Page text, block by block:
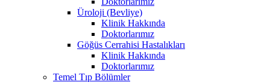
Üroloji (Bevliye)
Klinik Hakkında
Doktorlarımız
Göğüs Cerrahisi Hastalıkları
Klinik Hakkında
Doktorlarımız
Temel Tıp Bölümler